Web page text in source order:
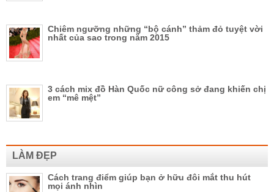
Chiêm ngưỡng những “bộ cánh” thảm đỏ tuyệt vời
nhất của sao trong năm 2015
3 cách mix đồ Hàn Quốc nữ công sở đang khiến chị
em “mê mệt”
LÀM ĐẸP
Cách trang điểm giúp bạn ở hữu đôi mắt thu hút
mọi ánh nhìn